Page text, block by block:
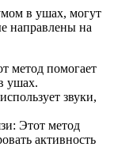
в ушах, могут
направлены на
метод помогает
ушах.
звуки,
Этот метод
активность